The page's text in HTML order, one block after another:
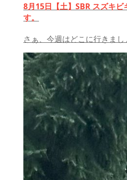
8月15日【土】SBR スズキ
す。
さぁ、今週はどこに行きまし